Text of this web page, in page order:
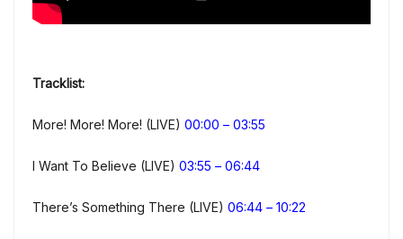
Tracklist:
More! More! More! (LIVE) 00:00 – 03:55
I Want To Believe (LIVE) 03:55 – 06:44
There’s Something There (LIVE) 06:44 – 10:22